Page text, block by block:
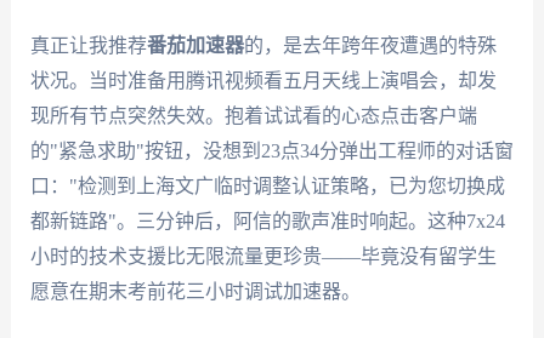
真正让我推荐番茄加速器的，是去年跨年夜遭遇的特殊
状况。当时准备用腾讯视频看五月天线上演唱会，却发
现所有节点突然失效。抱着试试看的心态点击客户端
的"紧急求助"按钮，没想到23点34分弹出工程师的对话窗
口："检测到上海文广临时调整认证策略，已为您切换成
都新链路"。三分钟后，阿信的歌声准时响起。这种7x24
小时的技术支援比无限流量更珍贵——毕竟没有留学生
愿意在期末考前花三小时调试加速器。